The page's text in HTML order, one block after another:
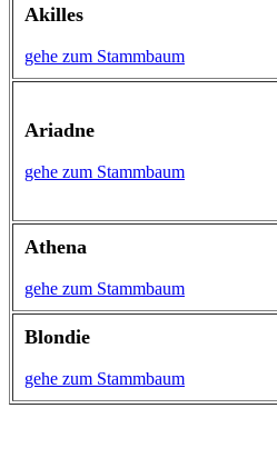
Akilles
gehe zum Stammbaum
Ariadne
gehe zum Stammbaum
Athena
gehe zum Stammbaum
Blondie
gehe zum Stammbaum